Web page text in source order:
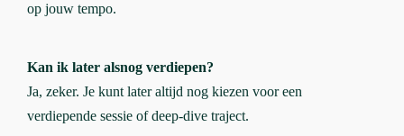
op jouw tempo.
Kan ik later alsnog verdiepen?
Ja, zeker. Je kunt later altijd nog kiezen voor een
verdiepende sessie of deep-dive traject.